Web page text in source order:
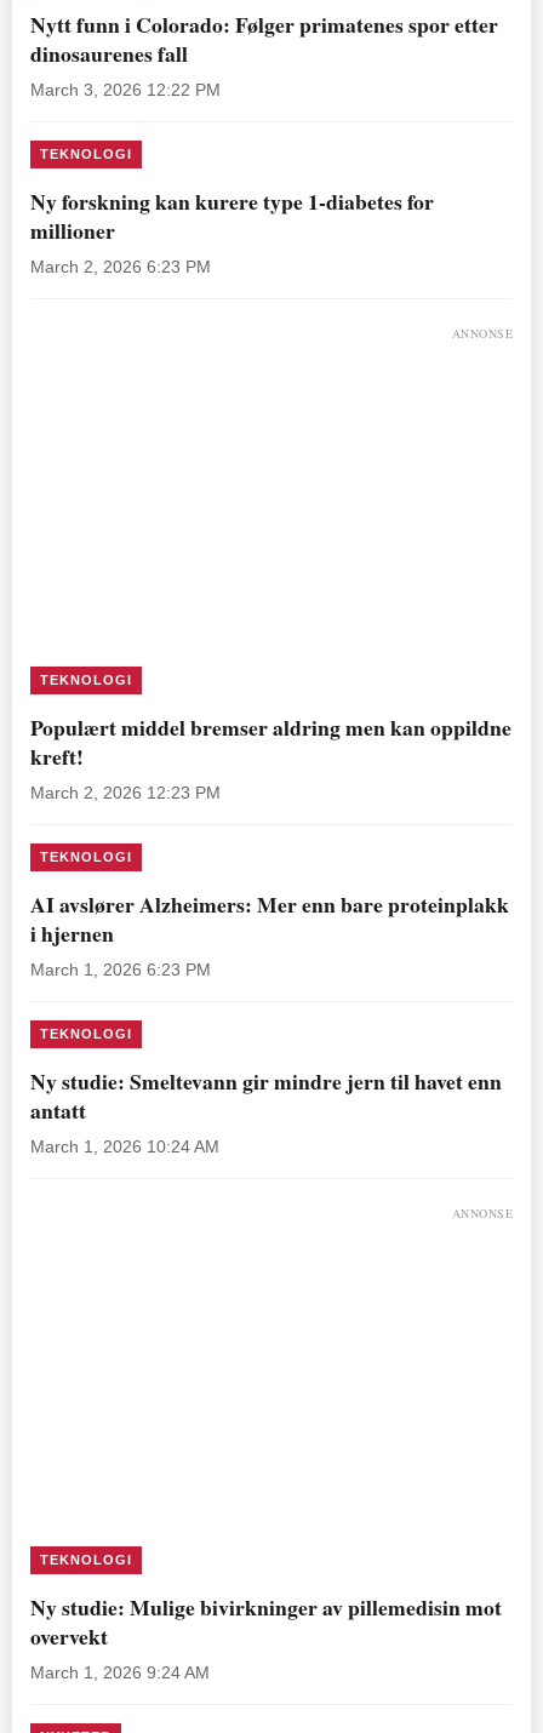
Nytt funn i Colorado: Følger primatenes spor etter
dinosaurenes fall
March 3, 2026 12:22 PM
TEKNOLOGI
Ny forskning kan kurere type 1-diabetes for
millioner
March 2, 2026 6:23 PM
ANNONSE
TEKNOLOGI
Populært middel bremser aldring men kan oppildne
kreft!
March 2, 2026 12:23 PM
TEKNOLOGI
AI avslører Alzheimers: Mer enn bare proteinplakk
i hjernen
March 1, 2026 6:23 PM
TEKNOLOGI
Ny studie: Smeltevann gir mindre jern til havet enn
antatt
March 1, 2026 10:24 AM
ANNONSE
TEKNOLOGI
Ny studie: Mulige bivirkninger av pillemedisin mot
overvekt
March 1, 2026 9:24 AM